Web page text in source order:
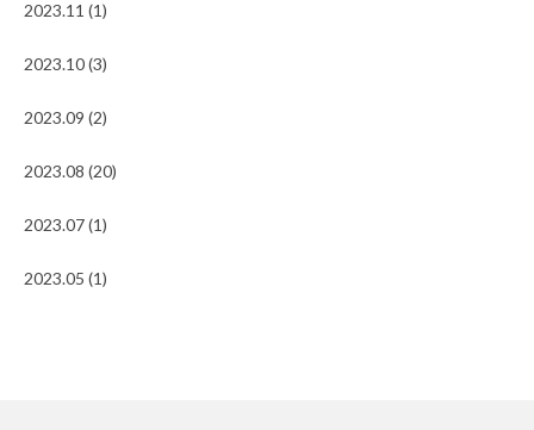
2023.11 (1)
2023.10 (3)
2023.09 (2)
2023.08 (20)
2023.07 (1)
2023.05 (1)